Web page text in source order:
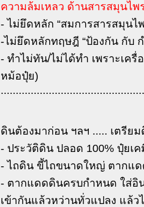
ความล้มเหลว ด้านสารสมุนไพ
- ไม่ยึดหลัก “สมการสารสมุนไ
-ไม่ยึดหลักทฤษฎี “ป้องกัน กับ
- ทำไม่ทัน/ไม่ได้ทำ เพราะเครื่
หม้อปุ๋ย)
ดินต้องมาก่อน ฯลฯ ..... เตรีย
- ประวัติดิน ปลอด 100% ปุ๋ยเ
- ไถดิน ขี้ไถขนาดใหญ่ ตากแ
- ตากแดดดินครบกำหนด ใส่อิ
เข้ากันแล้วหว่านทั่วแปลง แล้